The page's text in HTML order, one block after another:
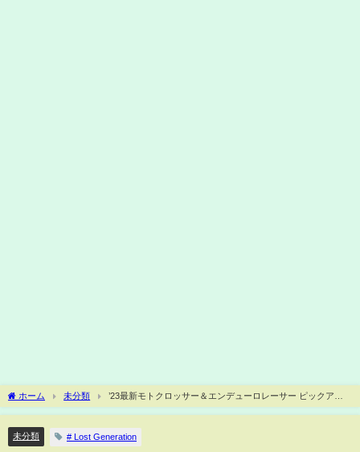
ホーム 未分類
’23最新モトクロッサー＆エンデューロレーサー ピックアッ
プ試乗インプレ〈ハスクバーナモーターサイクルズ編〉(WEBヤングマシン)
未分類 # Lost Generation